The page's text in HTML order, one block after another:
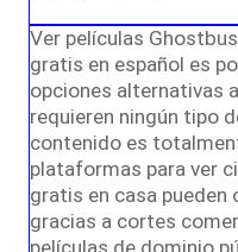
Ver películas
gratis en español es
opciones alternativas
requieren ningún tipo
contenido es
plataformas para ver
gratis en casa
gracias a cortes